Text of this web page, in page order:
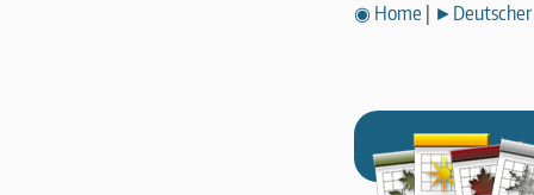
◉ Home ►Deutscher